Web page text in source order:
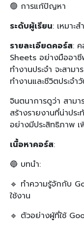
🟢 การแก้ปัญหา
ระดับผู้เรียน: เหมาะ
รายละเอียดคอร์ส:
Sheets อย่างมืออาชี
ทำงานประจำ จะสาม
ทำงานและชีวิตประจ
จินตนาการดูว่า สามา
สร้างรายงานที่น่าปร
อย่างมีประสิทธิภาพ
เนื้อหาคอร์ส:
🔵 บทนำ:
🔹 ทำความรู้จักกับ
ใช้งาน
🔹 ตัวอย่างผู้ที่ใช้